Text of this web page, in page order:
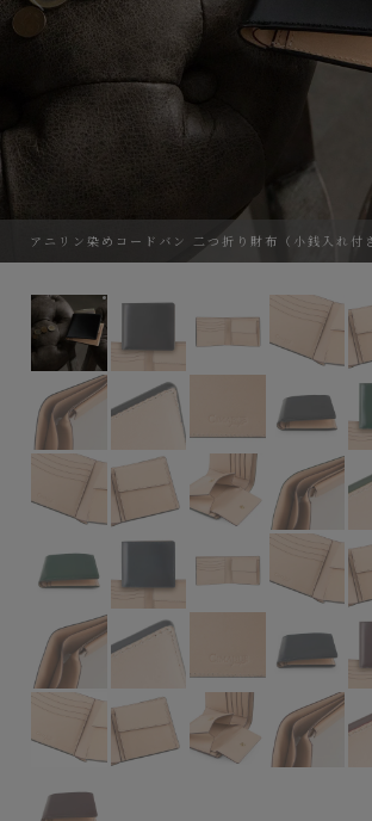
アニリン染めコードバン 二つ折り財布（小銭入れ付
アニリン染めコードバン 二つ折り財